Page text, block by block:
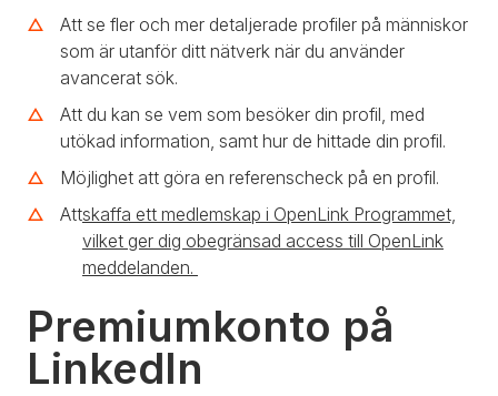
Att se fler och mer detaljerade profiler på människor
som är utanför ditt nätverk när du använder
avancerat sök.
Att du kan se vem som besöker din profil, med
utökad information, samt hur de hittade din profil.
Möjlighet att göra en referenscheck på en profil.
Attskaffa ett medlemskap i OpenLink Programmet,
vilket ger dig obegränsad access till OpenLink
meddelanden.
Premiumkonto på
LinkedIn